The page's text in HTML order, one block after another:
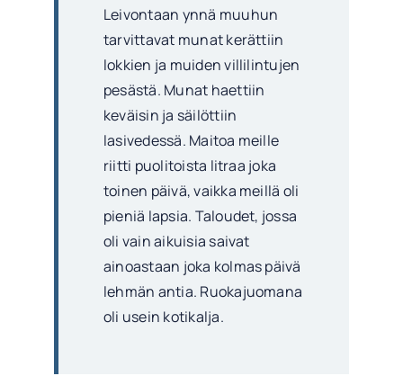
Leivontaan ynnä muuhun
tarvittavat munat kerättiin
lokkien ja muiden villilintujen
pesästä. Munat haettiin
keväisin ja säilöttiin
lasivedessä. Maitoa meille
riitti puolitoista litraa joka
toinen päivä, vaikka meillä oli
pieniä lapsia. Taloudet, jossa
oli vain aikuisia saivat
ainoastaan joka kolmas päivä
lehmän antia. Ruokajuomana
oli usein kotikalja.